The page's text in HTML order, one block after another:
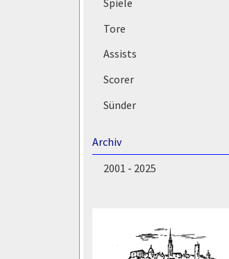
Tore
Assists
Scorer
Sünder
Archiv
2001 - 2025